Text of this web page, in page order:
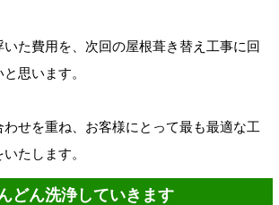
た費用を、次回の屋根葺き替え工事に回
思います。
せを重ね、お客様にとって最も最適な工
たします。
どん洗浄していきます